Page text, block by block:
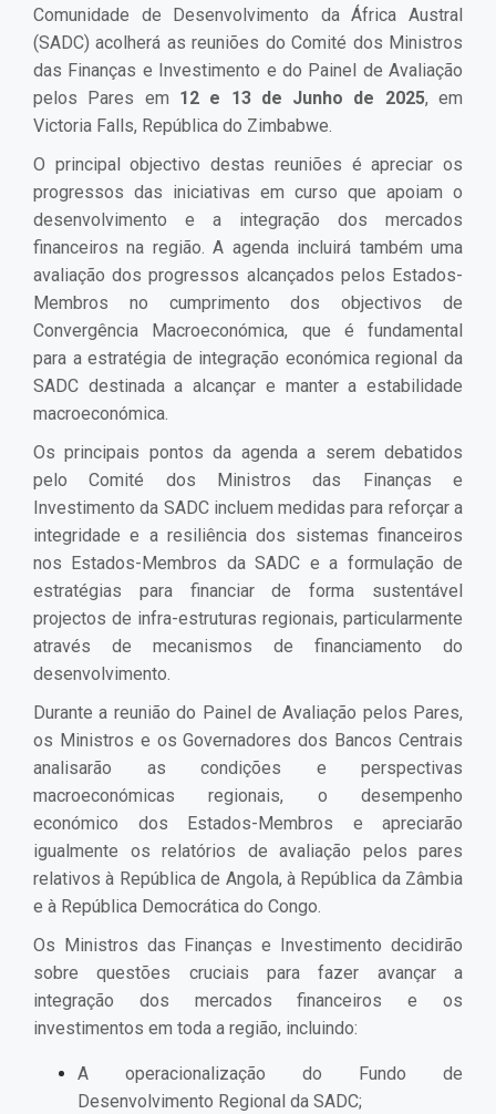
Comunidade de Desenvolvimento da África Austral
(SADC) acolherá as reuniões do Comité dos Ministros
das Finanças e Investimento e do Painel de Avaliação
pelos Pares em 12 e 13 de Junho de 2025, em
Victoria Falls, República do Zimbabwe.
O principal objectivo destas reuniões é apreciar os
progressos das iniciativas em curso que apoiam o
desenvolvimento e a integração dos mercados
financeiros na região. A agenda incluirá também uma
avaliação dos progressos alcançados pelos Estados-
Membros no cumprimento dos objectivos de
Convergência Macroeconómica, que é fundamental
para a estratégia de integração económica regional da
SADC destinada a alcançar e manter a estabilidade
macroeconómica.
Os principais pontos da agenda a serem debatidos
pelo Comité dos Ministros das Finanças e
Investimento da SADC incluem medidas para reforçar a
integridade e a resiliência dos sistemas financeiros
nos Estados-Membros da SADC e a formulação de
estratégias para financiar de forma sustentável
projectos de infra-estruturas regionais, particularmente
através de mecanismos de financiamento do
desenvolvimento.
Durante a reunião do Painel de Avaliação pelos Pares,
os Ministros e os Governadores dos Bancos Centrais
analisarão as condições e perspectivas
macroeconómicas regionais, o desempenho
económico dos Estados-Membros e apreciarão
igualmente os relatórios de avaliação pelos pares
relativos à República de Angola, à República da Zâmbia
e à República Democrática do Congo.
Os Ministros das Finanças e Investimento decidirão
sobre questões cruciais para fazer avançar a
integração dos mercados financeiros e os
investimentos em toda a região, incluindo:
A operacionalização do Fundo de
Desenvolvimento Regional da SADC;